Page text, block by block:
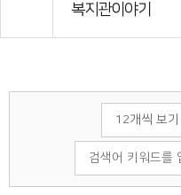
희망케어소개
서부희망케어센터
남부희망케어센터
복지관이야기
언론보도
채용공고